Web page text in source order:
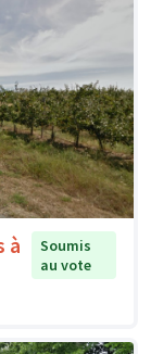
à
Soumis
au vote